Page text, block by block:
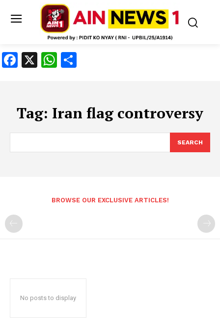
Facebook
X WhatsApp
Tag: Iran flag controversy
SEARCH
BROWSE OUR EXCLUSIVE ARTICLES!
No posts to display